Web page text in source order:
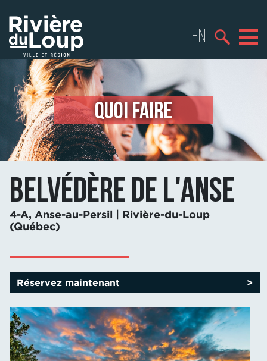
EN
QUOI FAIRE
Belvédère de l'Anse
4-A, Anse-au-Persil | Rivière-du-Loup
(Québec)
Réservez maintenant >